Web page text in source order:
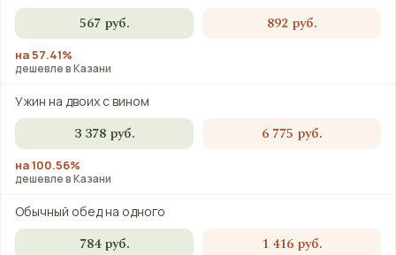
567 руб. 892 руб.
на 57.41%
дешевле в Казани
Ужин на двоих с вином
3 378 руб. 6 775 руб.
на 100.56%
дешевле в Казани
Обычный обед на одного
784 руб. 1 416 руб.